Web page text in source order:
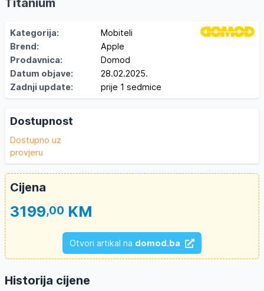
Titanium
Kategorija:
Mobiteli
Brend:
Apple
Prodavnica:
Domod
Datum objave:
28.02.2025.
Zadnji update:
prije 1 sedmice
Dostupnost
Dostupno uz
provjeru
Cijena
3199,00 KM
Otvori artikal na domod.ba
Historija cijene